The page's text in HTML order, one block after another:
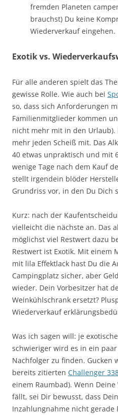
fremden Planeten
brauchst) Du keine
Wiederverkauf eingehen.
Exotik vs.
Für alle anderen spielt das
gewisse Rolle. Wie auch bei
so, dass sich Anforderungen
Familienmitglieder kommen
nicht mehr mit in den
mehr jeden Scheiß mit. Das
40 etwas unpraktisch und mit
wenige Tage nach dem Kauf
stellt irgendein blöder
Grundriss vor, in den Du Dich
Kurz: nach der
vielleicht die nächste an. Das
möglichst viel Restwert dazu
Restwert ist Exotik. Mit einem
mit lila Effektlack hast Du die
Campingplatz sicher, aber
wieder. Dein Vorbesitzer hat
Weinkühlschrank ersetzt?
Wiederverkauf
Was ich sagen will: je
schwieriger wird es in ein
Nachfolger zu finden. Gucken
bereits zitierten Challenger
einem Raumbad). Wenn
fällt, sei Dir bewusst, dass
Inzahlungnahme nicht gerade